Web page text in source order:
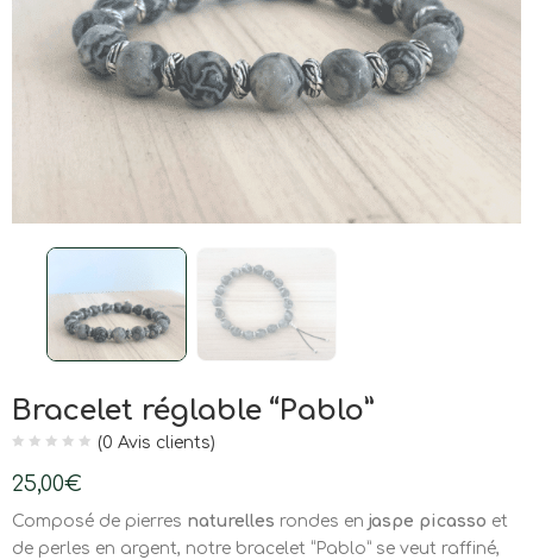
Bracelet réglable “Pablo”
(0 Avis clients)
25,00€
Composé de pierres naturelles rondes en jaspe picasso et
de perles en argent, notre bracelet “Pablo” se veut raffiné,